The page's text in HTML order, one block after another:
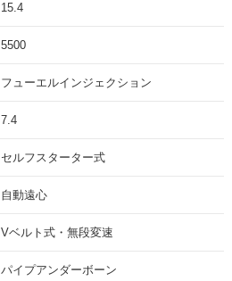
15.4
5500
フューエルインジェクション
7.4
セルフスターター式
自動遠心
Vベルト式・無段変速
パイプアンダーボーン